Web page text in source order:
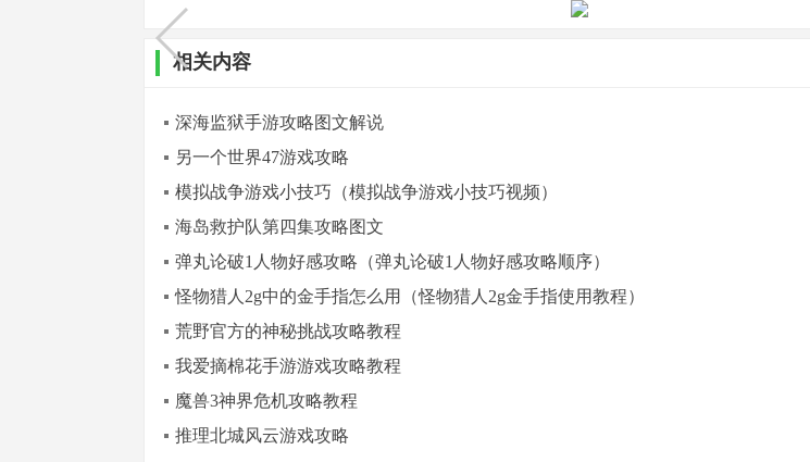
相关内容
深海监狱手游攻略图文解说
另一个世界47游戏攻略
模拟战争游戏小技巧（模拟战争游戏小技巧视频）
海岛救护队第四集攻略图文
弹丸论破1人物好感攻略（弹丸论破1人物好感攻略顺序）
怪物猎人2g中的金手指怎么用（怪物猎人2g金手指使用教程）
荒野官方的神秘挑战攻略教程
我爱摘棉花手游游戏攻略教程
魔兽3神界危机攻略教程
推理北城风云游戏攻略